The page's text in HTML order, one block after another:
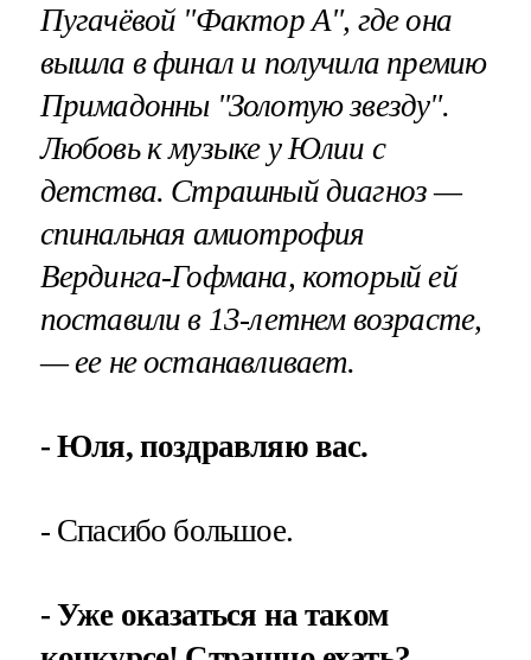
Пугачёвой "Фактор А", где она
вышла в финал и получила премию
Примадонны "Золотую звезду".
Любовь к музыке у Юлии с
детства. Страшный диагноз —
спинальная амиотрофия
Вердинга-Гофмана, который ей
поставили в 13-летнем возрасте,
— ее не останавливает.
- Юля, поздравляю вас.
- Спасибо большое.
- Уже оказаться на таком